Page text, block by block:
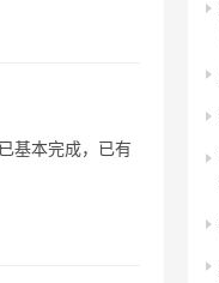
基本完成，已有